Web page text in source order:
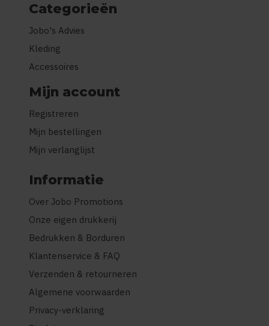
Categorieën
Jobo's Advies
Kleding
Accessoires
Mijn account
Registreren
Mijn bestellingen
Mijn verlanglijst
Informatie
Over Jobo Promotions
Onze eigen drukkerij
Bedrukken & Borduren
Klantenservice & FAQ
Verzenden & retourneren
Algemene voorwaarden
Privacy-verklaring